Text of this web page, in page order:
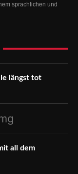
sprachlichen und
längst tot
all dem